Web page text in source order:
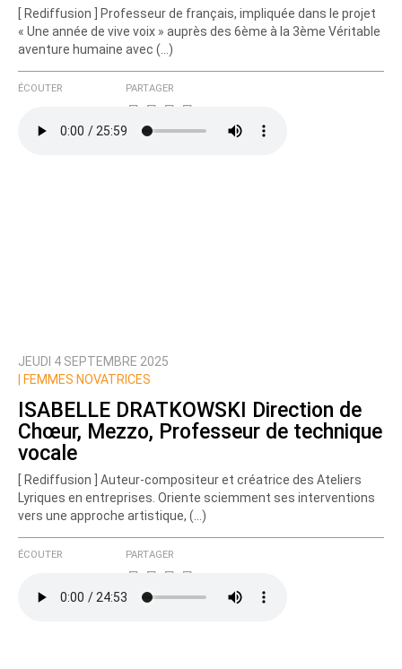
Ajoutez votre commentaire ici
Texte de votre message
Prévenez-moi de tous les nouveaux commentaires
[ Rediffusion ] Professeur de français, impliquée dans le projet
« Une année de vive voix » auprès des 6ème à la 3ème Véritable
aventure humaine avec (…)
ÉCOUTER PARTAGER
JEUDI 4 SEPTEMBRE 2025
FEMMES NOVATRICES
ISABELLE DRATKOWSKI Direction de
Chœur, Mezzo, Professeur de technique
vocale
[ Rediffusion ] Auteur-compositeur et créatrice des Ateliers
Lyriques en entreprises. Oriente sciemment ses interventions
vers une approche artistique, (…)
ÉCOUTER PARTAGER